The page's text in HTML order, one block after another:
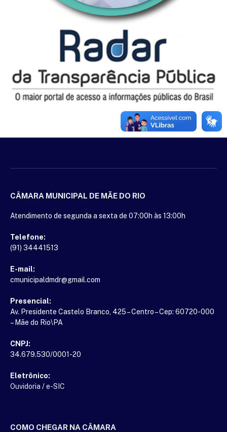
CÂMARA MUNICIPAL DE MÃE DO RIO
Atendimento de segunda a sexta de 07:00h às 13:00h
Telefone:
(91) 34441513
E-mail:
cmunicipaldmdr@gmail.com
Presencial:
Av. Presidente Castelo Branco, 425 – Centro – Cep: 60720-000
– Mãe do Rio\PA
CNPJ:
34.679.530/0001-20
Eletrônico:
Ouvidoria /e-SIC
COMO CHEGAR NA CÂMARA